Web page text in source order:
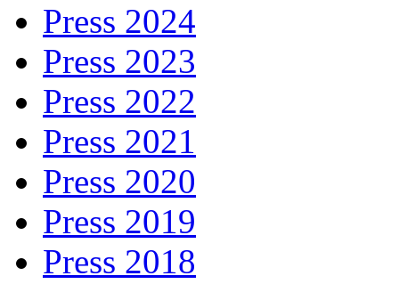
Press 2024
Press 2023
Press 2022
Press 2021
Press 2020
Press 2019
Press 2018